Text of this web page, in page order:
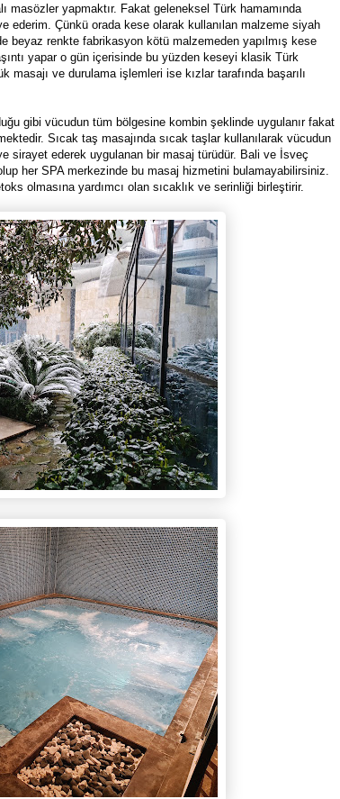
yapmaktır. Fakat geleneksel Türk hamamında
ederim. Çünkü orada kese olarak kullanılan malzeme siyah
beyaz renkte fabrikasyon kötü malzemeden yapılmış kese
yapar o gün içerisinde bu yüzden keseyi klasik Türk
masajı ve durulama işlemleri ise kızlar tarafında başarılı
gibi vücudun tüm bölgesine kombin şeklinde uygulanır fakat
Sıcak taş masajında sıcak taşlar kullanılarak vücudun
sirayet ederek uygulanan bir masaj türüdür. Bali ve İsveç
her SPA merkezinde bu masaj hizmetini bulamayabilirsiniz.
olmasına yardımcı olan sıcaklık ve serinliği birleştirir.